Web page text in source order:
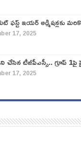
ఫస్ట్‌ ఇయర్‌ అడ్మిషన్లకు
17, 2025
చేసిన టీజీపీఎస్సీ.. గ్రూప్‌
17, 2025